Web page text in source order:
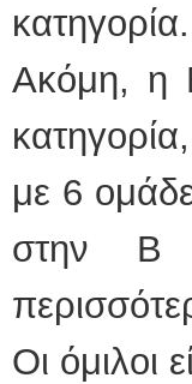
κατηγορία.
Ακόμη, η
με 6
στην Β
Οι όμιλοι